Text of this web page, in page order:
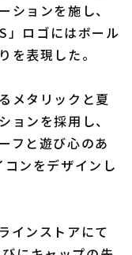
問
ションを施し、
」ロゴにはボール
を表現した。
メタリックと夏
ョンを採用し、
フと遊び心のあ
ンをデザインし
インストアにて